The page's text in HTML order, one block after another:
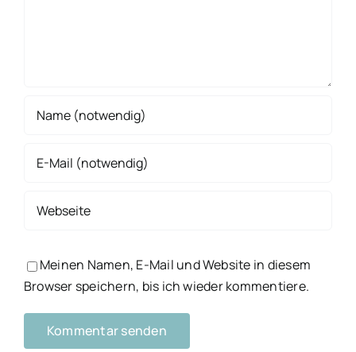
Meinen Namen, E-Mail und Website in diesem
Browser speichern, bis ich wieder kommentiere.